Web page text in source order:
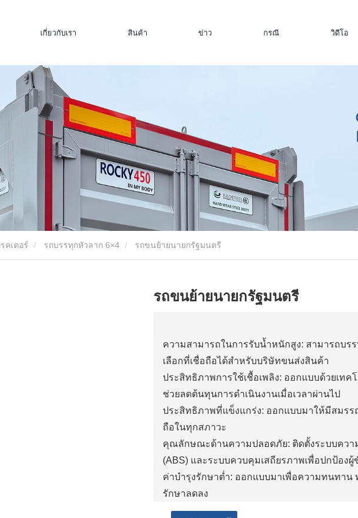
เกี่ยวกับเรา สินค้า ข่าว กรณี วิดีโอ
คเตอร์ รถบรรทุกหัวลาก 6×4 รถขนย้ายนายกรัฐมนตรี
รถขนย้ายนายกรัฐมนตรี
ความสามารถในการรับน้ำหนักสูง: สามารถบ
เลือกที่เชื่อถือได้สำหรับบริษัทขนส่งสินค้า
ประสิทธิภาพการใช้เชื้อเพลิง: ออกแบบด้วยเท
ช่วยลดต้นทุนการดำเนินงานเมื่อเวลาผ่านไป
ประสิทธิภาพที่แข็งแกร่ง: ออกแบบมาให้มีสมรร
ถือในทุกสภาวะ
คุณลักษณะด้านความปลอดภัย: ติดตั้งระบบควา
(ABS) และระบบควบคุมเสถียรภาพเพื่อปกป้อง
ค่าบำรุงรักษาต่ำ: ออกแบบมาเพื่อความทนทาน
รักษาลดลง
ความสะดวกสบายที่เพิ่มขึ้น: ห้องโดยสารที่กว้า